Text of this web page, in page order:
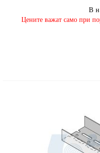
В
​Цените важат само при